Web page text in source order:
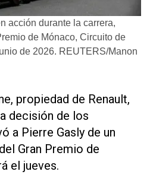
acción durante la carrera,
de Mónaco, Circuito de
de 2026. REUTERS/Manon
propiedad de Renault,
decisión de ‌los
a Pierre Gasly de un
Gran Premio de
el jueves.